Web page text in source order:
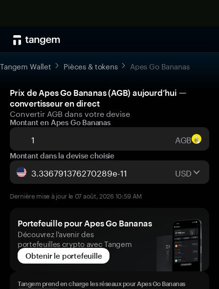
Tangem Wallet Pièces & tokens Apes Go Bananas
Prix de Apes Go Bananas (AGB) aujourd’hui —
convertisseur en direct
Convertir AGB dans votre devise
Montant en Apes Go Bananas
AGB
Montant dans la devise choisie
USD
Dernière mise à jour le 07 août, 2026 10:59 AM
Portefeuille pour Apes Go Bananas
Découvrez l'avenir des
portefeuilles crypto avec Tangem
Obtenir le portefeuille
Tangem prend en charge les réseaux pour Apes Go Bananas